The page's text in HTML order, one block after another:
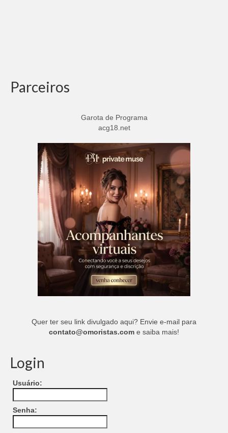
Parceiros
Garota de Programa
acg18.net
Quer ter seu link divulgado aqui? Envie e-mail para
contato@omoristas.com e saiba mais!
Login
Usuário:
Senha: